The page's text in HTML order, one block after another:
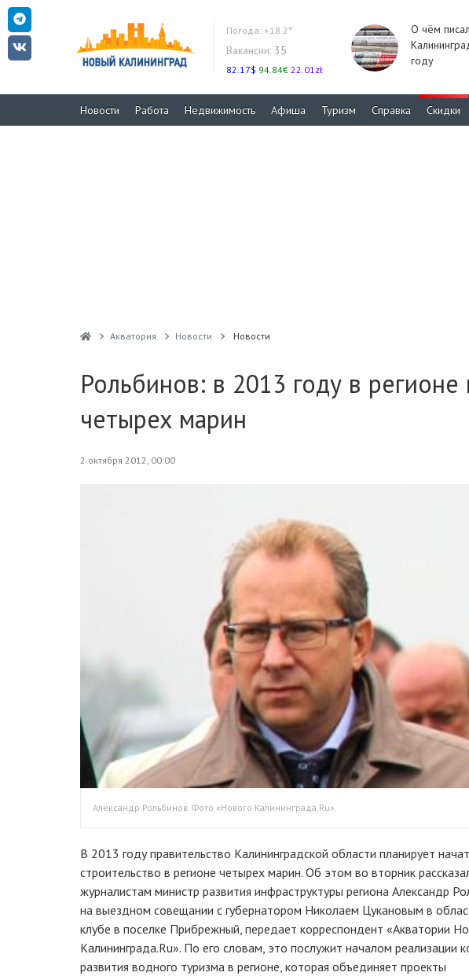
Погода: +18.2°
Вакансии: 35
82.17$ 94.84€ 22.01zł
О чём
году
Новости Работа Недвижимость Афиша Туризм Справка Скидки
Акватория Новости Новости
Рольбинов: в 2013 году в регионе
четырех марин
2 октября 2012, 00:00
Александр Рольбинов. Фото «Нового Калининграда.Ru».
В 2013 году правительство Калининградской области планирует
строительство в регионе четырех марин. Об этом во вторник
журналистам министр развития инфраструктуры региона Александр
на выездном совещании с губернатором Николаем Цукановым в
клубе в поселке Прибрежный, передает корреспондент «Акватории
Калининграда.Ru». По его словам, это послужит началом реализации
развития водного туризма в регионе, которая объединяет проекты